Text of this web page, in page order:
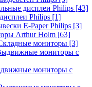
дисплеи Philips [43]
Philips [1]
E-Paper Philips [3]
Arthur Holm [63]
мониторы [3]
мониторы с
мониторы с